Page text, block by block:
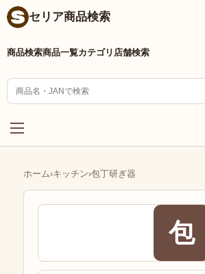
セリア商品検索
商品検索商品一覧カテゴリ 店舗検索
ホーム›キッチン›包丁研ぎ器
包